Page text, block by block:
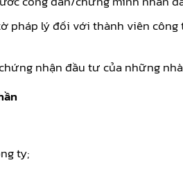
pháp lý đối với thành viên
nhận đầu tư của những
ty;